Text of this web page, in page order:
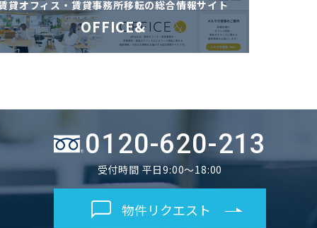
貸オフィス・賃貸事務所移転の総合情報サイト
OFFICE&
0120-620-213
受付時間 平日9:00～18:00
物件リクエスト